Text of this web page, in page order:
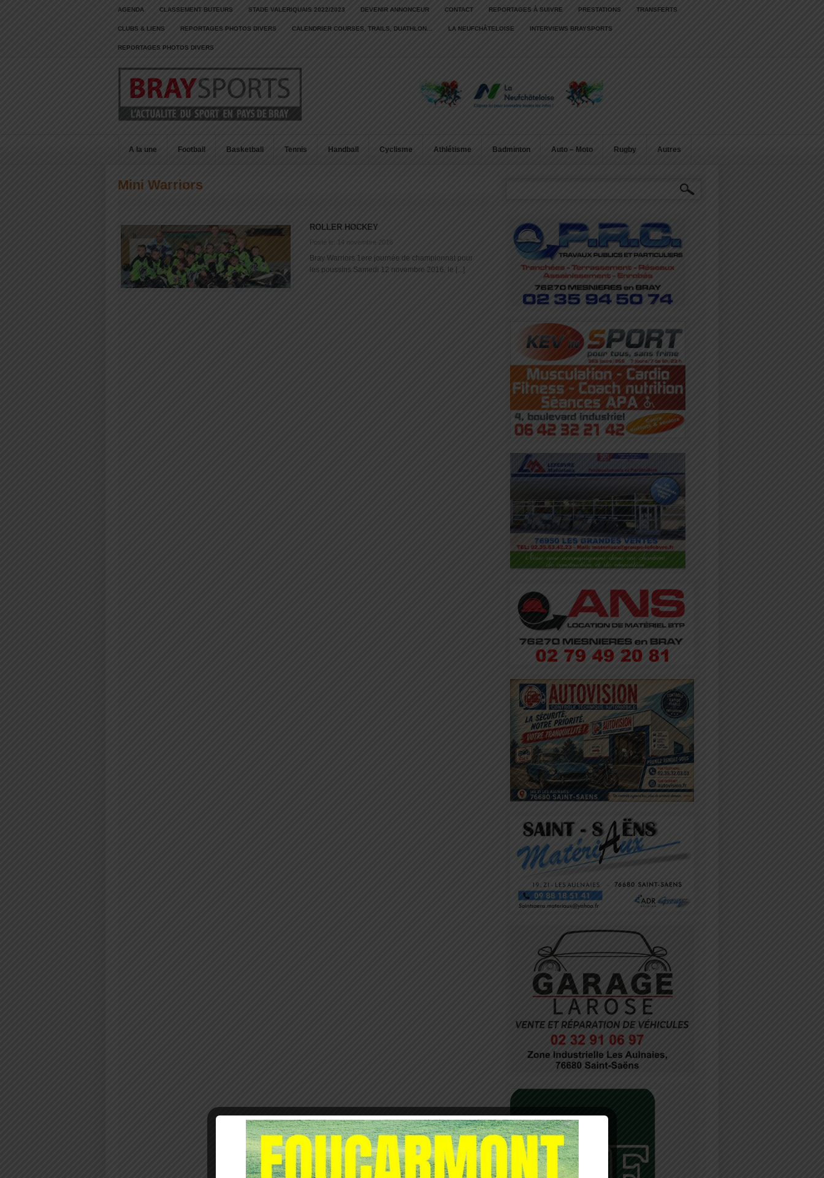
AGENDA CLASSEMENT BUTEURS STADE VALERIQUAIS 2022/2023 DEVENIR ANNONCEUR CONTACT REPORTAGES À SUIVRE PRESTATIONS TRANSFERTS
CLUBS & LIENS REPORTAGES PHOTOS DIVERS CALENDRIER COURSES, TRAILS, DUATHLON… LA NEUFCHÂTELOISE INTERVIEWS BRAYSPORTS
REPORTAGES PHOTOS DIVERS
A la une Football Basketball Tennis Handball Cyclisme Athlétisme Badminton Auto – Moto Rugby Autres
Mini Warriors
ROLLER HOCKEY
Posté le: 14 novembre 2016
Bray Warriors 1ere journée de championnat pour
les poussins Samedi 12 novembre 2016, le [...]